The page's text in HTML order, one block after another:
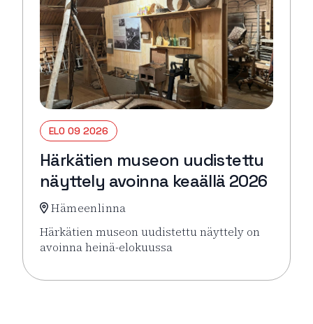
ELO 09 2026
Härkätien museon uudistettu
näyttely avoinna keaällä 2026
Hämeenlinna
Härkätien museon uudistettu näyttely on
avoinna heinä-elokuussa
Lue lisää tapahtumasta Härkätien museon